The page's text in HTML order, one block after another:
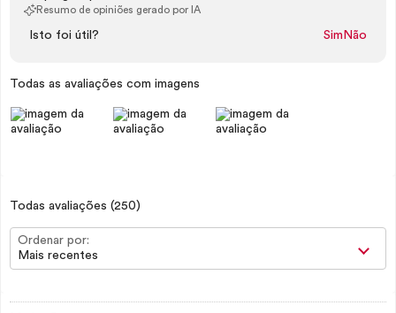
Resumo de opiniões gerado por IA
Isto foi útil? Sim Não
Todas as avaliações com imagens
Todas avaliações (250)
Ordenar por:
Mais recentes